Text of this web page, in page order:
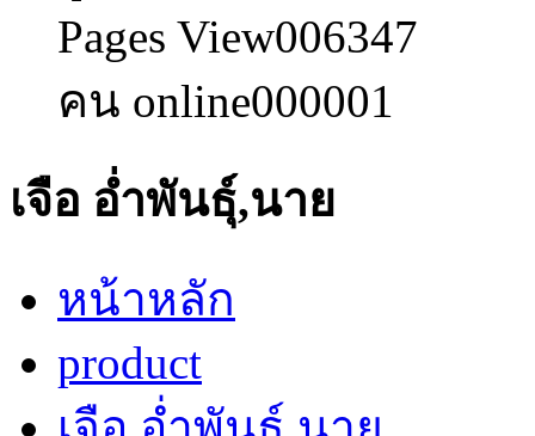
Pages View006347
คน online000001
เจือ อ่ำพันธ์ุ,นาย
หน้าหลัก
product